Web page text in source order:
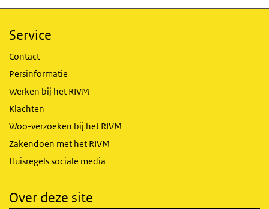
Service
Contact
Persinformatie
Werken bij het RIVM
Klachten
Woo-verzoeken bij het RIVM
Zakendoen met het RIVM
Huisregels sociale media
Over deze site